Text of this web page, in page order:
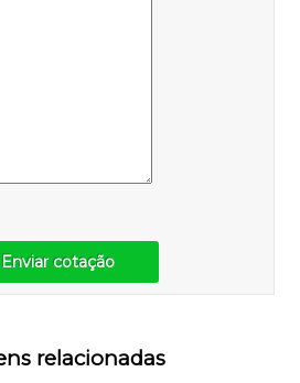
Enviar cotação
relacionadas